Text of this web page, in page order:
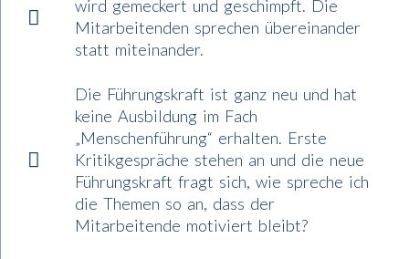
wird gemeckert und geschimpft. Die
Mitarbeitenden sprechen übereinander
statt miteinander.
Die Führungskraft ist ganz neu und hat
keine Ausbildung im Fach
„Menschenführung“ erhalten. Erste
Kritikgespräche stehen an und die neue
Führungskraft fragt sich, wie spreche ich
die Themen so an, dass der
Mitarbeitende motiviert bleibt?